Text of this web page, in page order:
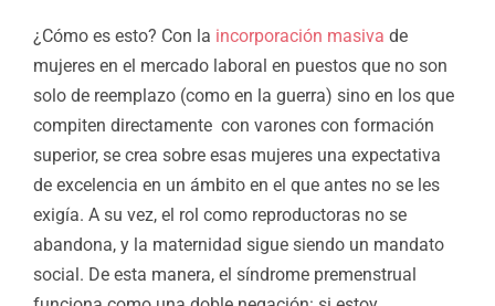
¿Cómo es esto? Con la incorporación masiva de
mujeres en el mercado laboral en puestos que no son
solo de reemplazo (como en la guerra) sino en los que
compiten directamente con varones con formación
superior, se crea sobre esas mujeres una expectativa
de excelencia en un ámbito en el que antes no se les
exigía. A su vez, el rol como reproductoras no se
abandona, y la maternidad sigue siendo un mandato
social. De esta manera, el síndrome premenstrual